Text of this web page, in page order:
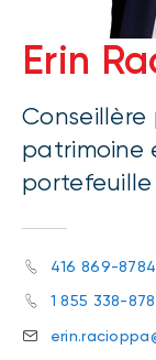
Erin
patrimoine
portefeuille
416 869-8784
1 855 338-